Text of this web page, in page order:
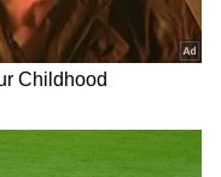
முதன்மைத்